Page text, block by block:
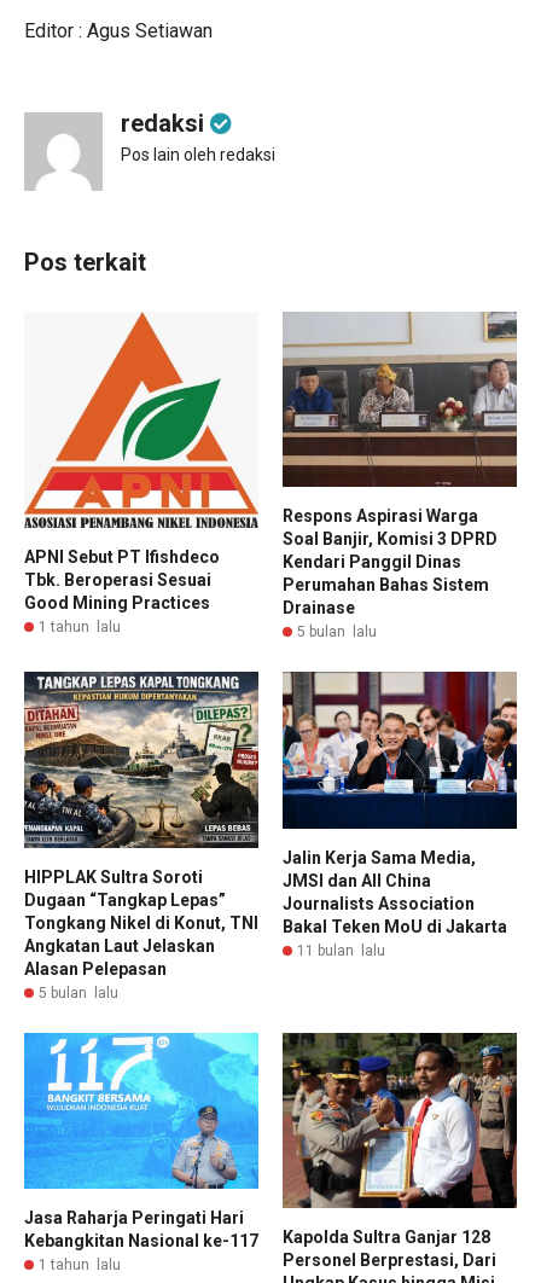
Editor : Agus Setiawan
redaksi
Pos lain oleh redaksi
Pos terkait
APNI Sebut PT Ifishdeco
Tbk. Beroperasi Sesuai
Good Mining Practices
1 tahun lalu
Respons Aspirasi Warga
Soal Banjir, Komisi 3 DPRD
Kendari Panggil Dinas
Perumahan Bahas Sistem
Drainase
5 bulan lalu
HIPPLAK Sultra Soroti
Dugaan “Tangkap Lepas”
Tongkang Nikel di Konut, TNI
Angkatan Laut Jelaskan
Alasan Pelepasan
5 bulan lalu
Jalin Kerja Sama Media,
JMSI dan All China
Journalists Association
Bakal Teken MoU di Jakarta
11 bulan lalu
Jasa Raharja Peringati Hari
Kebangkitan Nasional ke-117
1 tahun lalu
Kapolda Sultra Ganjar 128
Personel Berprestasi, Dari